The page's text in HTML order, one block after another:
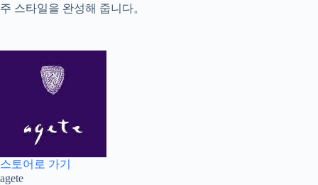
주 스타일을 완성해 줍니다。
스토어로 가기
agete